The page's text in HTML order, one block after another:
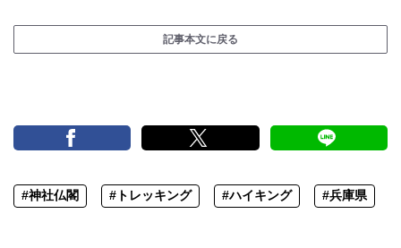
記事本文に戻る
#神社仏閣 #トレッキング #ハイキング #兵庫県